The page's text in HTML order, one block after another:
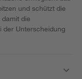
und schützt die
die
der Unterscheidung